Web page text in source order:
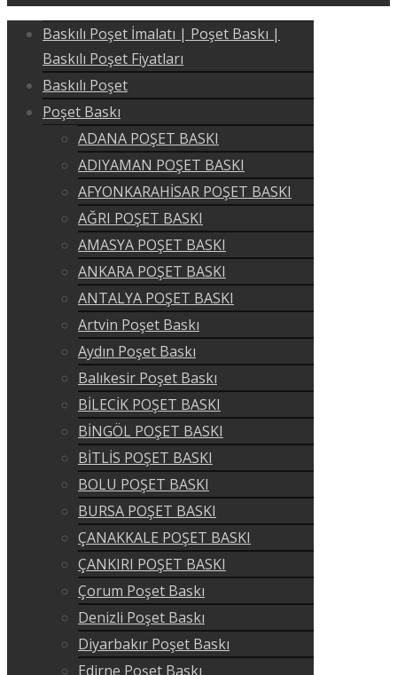
Baskılı Poşet İmalatı | Poşet Baskı |
Baskılı Poşet Fiyatları
Baskılı Poşet
Poşet Baskı
ADANA POŞET BASKI
ADIYAMAN POŞET BASKI
AFYONKARAHİSAR POŞET BASKI
AĞRI POŞET BASKI
AMASYA POŞET BASKI
ANKARA POŞET BASKI
ANTALYA POŞET BASKI
Artvin Poşet Baskı
Aydın Poşet Baskı
Balıkesir Poşet Baskı
BİLECİK POŞET BASKI
BİNGÖL POŞET BASKI
BİTLİS POŞET BASKI
BOLU POŞET BASKI
BURSA POŞET BASKI
ÇANAKKALE POŞET BASKI
ÇANKIRI POŞET BASKI
Çorum Poşet Baskı
Denizli Poşet Baskı
Diyarbakır Poşet Baskı
Edirne Poşet Baskı